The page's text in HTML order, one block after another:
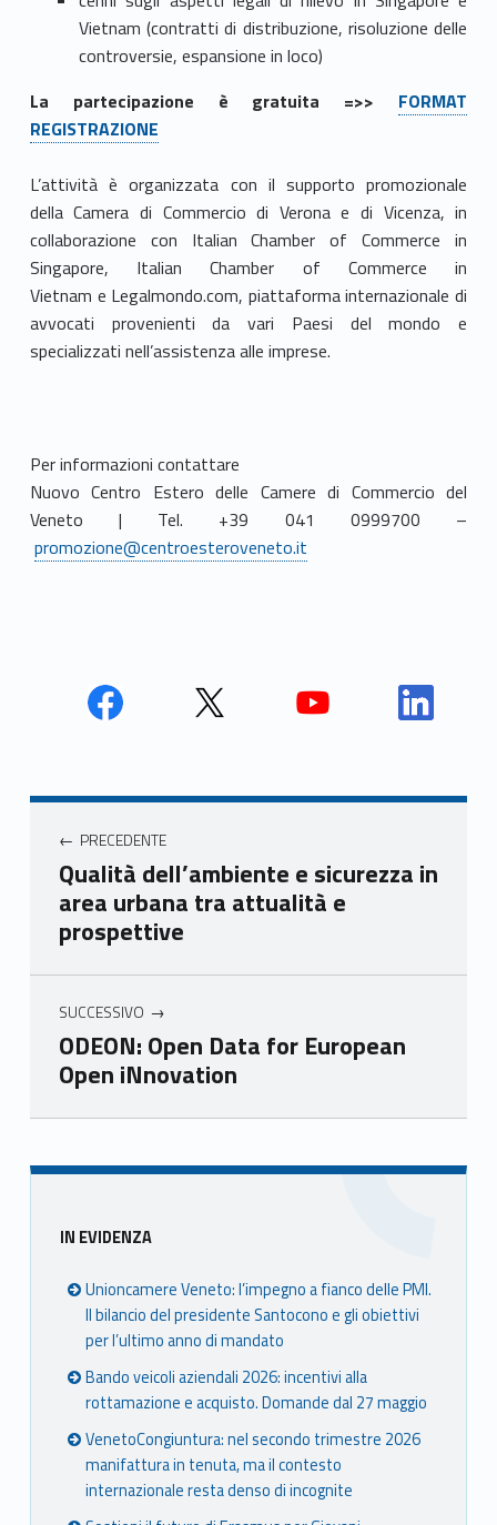
Vietnam (contratti di distribuzione, risoluzione delle
controversie, espansione in loco)
La partecipazione è gratuita =>> FORMAT
REGISTRAZIONE
L’attivitàè organizzata con il supporto promozionale
dellaCamera di Commercio di Verona e di Vicenza,in
collaborazione con Italian Chamber of Commerce in
Singapore, Italian Chamber of Commerce in
Vietnam e Legalmondo.com, piattaforma internazionale di
avvocati provenienti da vari Paesi del mondo e
specializzati nell’assistenza alle imprese.
Per informazioni contattare
Nuovo Centro Estero delle Camere di Commercio del
Veneto | Tel. +39 041 0999700 –
promozione@centroesteroveneto.it
Unio
mer
e
Ven
eto
Unio
e
Ven
Unio
e
Ven
Unio
e
Navigazione articoli
PRECEDENTE
Qualità dell’ambiente e sicurezza in
area urbana tra attualità e
prospettive
SUCCESSIVO
ODEON: Open Data for European
Open iNnovation
Skip back to main navigation
Sidebar
IN EVIDENZA
Unioncamere Veneto: l’impegno a fianco delle PMI.
Il bilancio del presidente Santocono e gli obiettivi
per l’ultimo anno di mandato
Bando veicoli aziendali 2026: incentivi alla
rottamazione e acquisto. Domande dal 27 maggio
VenetoCongiuntura: nel secondo trimestre 2026
manifattura in tenuta, ma il contesto
internazionale resta denso di incognite